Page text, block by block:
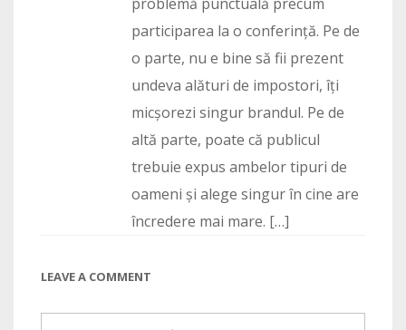
participarea la o conferință. Pe de
o parte, nu e bine să fii prezent
undeva alături de impostori, îți
micșorezi singur brandul. Pe de
altă parte, poate că publicul
trebuie expus ambelor tipuri de
oameni și alege singur în cine are
încredere mai mare. […]
LEAVE A COMMENT